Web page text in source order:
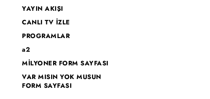
YAYIN AKIŞI
CANLI TV İZLE
PROGRAMLAR
a2
MİLYONER FORM SAYFASI
VAR MISIN YOK MUSUN
FORM SAYFASI